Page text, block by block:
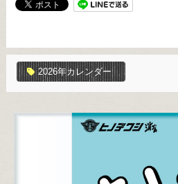
2026年カレンダー